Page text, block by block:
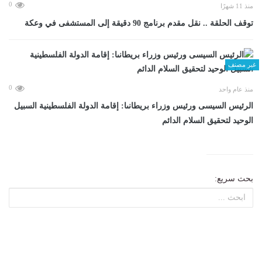
منذ 11 شهرًا 0
توقف الحلقة .. نقل مقدم برنامج 90 دقيقة إلى المستشفى في وعكة
غير مصنف
منذ عام واحد 0
الرئيس السيسى ورئيس وزراء بريطانىا: إقامة الدولة الفلسطينية السبيل
الوحيد لتحقيق السلام الدائم
بحث سريع: